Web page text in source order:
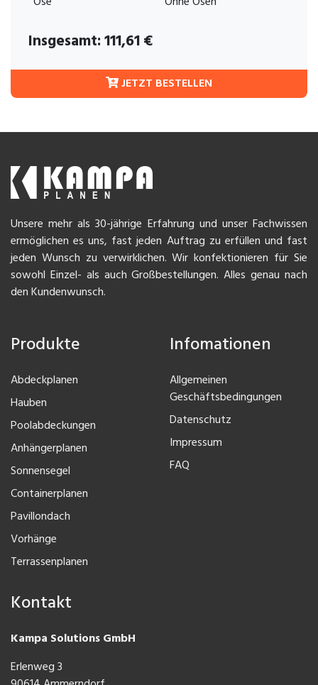
Insgesamt:111,61€
JETZT BESTELLEN
Unsere mehr als 30-jährige Erfahrung und unser Fachwissen
ermöglichen es uns, fast jeden Auftrag zu erfüllen und fast
jeden Wunsch zu verwirklichen. Wir konfektionieren für Sie
sowohl Einzel- als auch Großbestellungen. Alles genau nach
den Kundenwunsch.
Produkte
Abdeckplanen
Hauben
Poolabdeckungen
Anhängerplanen
Sonnensegel
Containerplanen
Pavillondach
Vorhänge
Terrassenplanen
Infomationen
Allgemeinen
Geschäftsbedingungen
Datenschutz
Impressum
FAQ
Kontakt
Kampa Solutions GmbH
Erlenweg 3